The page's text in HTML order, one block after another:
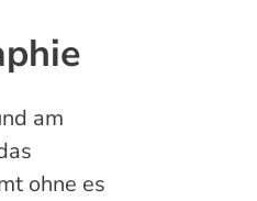
am
ohne es